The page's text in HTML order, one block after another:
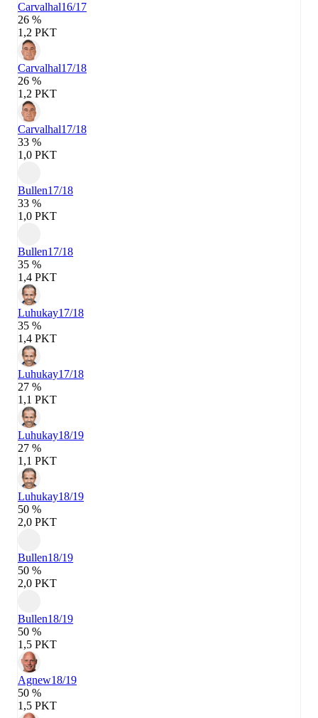
Carvalhal16/17
26 %
1,2 PKT
Carvalhal17/18
26 %
1,2 PKT
Carvalhal17/18
33 %
1,0 PKT
Bullen17/18
33 %
1,0 PKT
Bullen17/18
35 %
1,4 PKT
Luhukay17/18
35 %
1,4 PKT
Luhukay17/18
27 %
1,1 PKT
Luhukay18/19
27 %
1,1 PKT
Luhukay18/19
50 %
2,0 PKT
Bullen18/19
50 %
2,0 PKT
Bullen18/19
50 %
1,5 PKT
Agnew18/19
50 %
1,5 PKT